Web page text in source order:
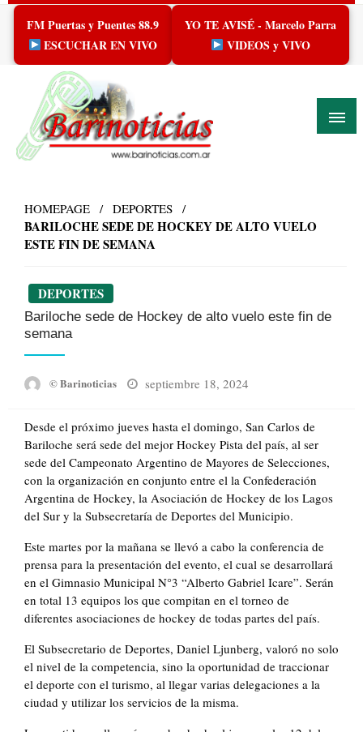
Skip
content
FM Puertas y Puentes 88.9
ESCUCHAR EN VIVO
YO TE AVISÉ - Marcelo Parra
VIDEOS y VIVO
HOMEPAGE DEPORTES
BARILOCHE SEDE DE HOCKEY DE ALTO VUELO
ESTE FIN DE SEMANA
DEPORTES
Bariloche sede de Hockey de alto vuelo este fin de
semana
© Barinoticias
Posted
septiembre 18, 2024
Desde el próximo jueves hasta el domingo, San Carlos de
Bariloche será sede del mejor Hockey Pista del país, al ser
sede del Campeonato Argentino de Mayores de Selecciones,
con la organización en conjunto entre el la Confederación
Argentina de Hockey, la Asociación de Hockey de los Lagos
del Sur y la Subsecretaría de Deportes del Municipio.
Este martes por la mañana se llevó a cabo la conferencia de
prensa para la presentación del evento, el cual se desarrollará
en el Gimnasio Municipal N°3 “Alberto Gabriel Icare”. Serán
en total 13 equipos los que compitan en el torneo de
diferentes asociaciones de hockey de todas partes del país.
El Subsecretario de Deportes, Daniel Ljunberg, valoró no solo
el nivel de la competencia, sino la oportunidad de traccionar
el deporte con el turismo, al llegar varias delegaciones a la
ciudad y utilizar los servicios de la misma.